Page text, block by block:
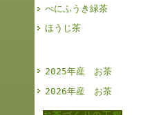
べにふうき緑茶
ほうじ茶
2025年産 お茶
2026年産 お茶